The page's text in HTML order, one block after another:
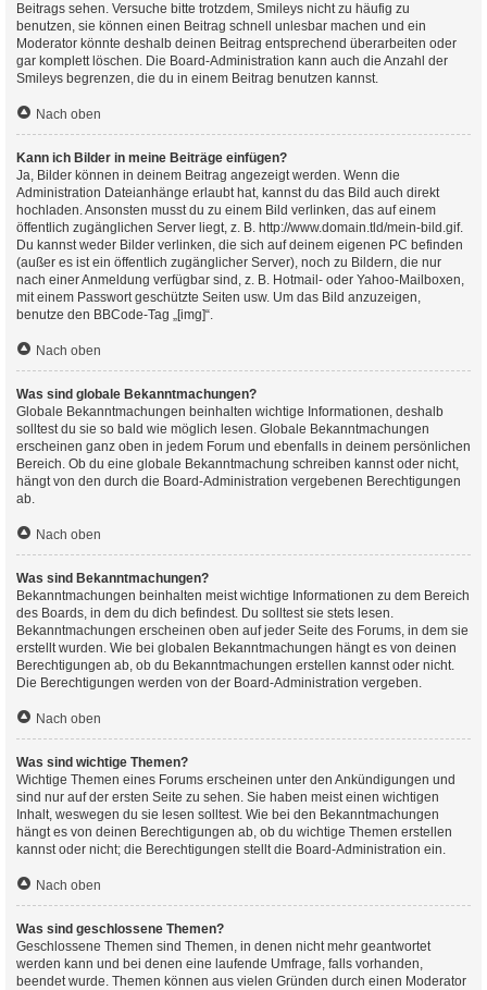
Beitrags sehen. Versuche bitte trotzdem, Smileys nicht zu häufig zu
benutzen, sie können einen Beitrag schnell unlesbar machen und ein
Moderator könnte deshalb deinen Beitrag entsprechend überarbeiten oder
gar komplett löschen. Die Board-Administration kann auch die Anzahl der
Smileys begrenzen, die du in einem Beitrag benutzen kannst.
Nach oben
Kann ich Bilder in meine Beiträge einfügen?
Ja, Bilder können in deinem Beitrag angezeigt werden. Wenn die
Administration Dateianhänge erlaubt hat, kannst du das Bild auch direkt
hochladen. Ansonsten musst du zu einem Bild verlinken, das auf einem
öffentlich zugänglichen Server liegt, z. B. http://www.domain.tld/mein-bild.gif.
Du kannst weder Bilder verlinken, die sich auf deinem eigenen PC befinden
(außer es ist ein öffentlich zugänglicher Server), noch zu Bildern, die nur
nach einer Anmeldung verfügbar sind, z. B. Hotmail- oder Yahoo-Mailboxen,
mit einem Passwort geschützte Seiten usw. Um das Bild anzuzeigen,
benutze den BBCode-Tag „[img]“.
Nach oben
Was sind globale Bekanntmachungen?
Globale Bekanntmachungen beinhalten wichtige Informationen, deshalb
solltest du sie so bald wie möglich lesen. Globale Bekanntmachungen
erscheinen ganz oben in jedem Forum und ebenfalls in deinem persönlichen
Bereich. Ob du eine globale Bekanntmachung schreiben kannst oder nicht,
hängt von den durch die Board-Administration vergebenen Berechtigungen
ab.
Nach oben
Was sind Bekanntmachungen?
Bekanntmachungen beinhalten meist wichtige Informationen zu dem Bereich
des Boards, in dem du dich befindest. Du solltest sie stets lesen.
Bekanntmachungen erscheinen oben auf jeder Seite des Forums, in dem sie
erstellt wurden. Wie bei globalen Bekanntmachungen hängt es von deinen
Berechtigungen ab, ob du Bekanntmachungen erstellen kannst oder nicht.
Die Berechtigungen werden von der Board-Administration vergeben.
Nach oben
Was sind wichtige Themen?
Wichtige Themen eines Forums erscheinen unter den Ankündigungen und
sind nur auf der ersten Seite zu sehen. Sie haben meist einen wichtigen
Inhalt, weswegen du sie lesen solltest. Wie bei den Bekanntmachungen
hängt es von deinen Berechtigungen ab, ob du wichtige Themen erstellen
kannst oder nicht; die Berechtigungen stellt die Board-Administration ein.
Nach oben
Was sind geschlossene Themen?
Geschlossene Themen sind Themen, in denen nicht mehr geantwortet
werden kann und bei denen eine laufende Umfrage, falls vorhanden,
beendet wurde. Themen können aus vielen Gründen durch einen Moderator